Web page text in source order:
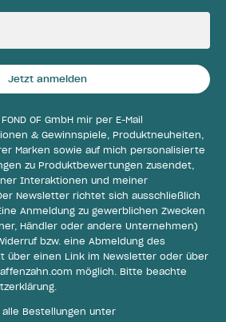
Jetzt anmelden
OF GmbH mir per E-Mail
& Gewinnspiele, Produktneuheiten,
Marken sowie auf mich personalisierte
zu Produktbewertungen zusendet,
Interaktionen und meiner
Newsletter richtet sich ausschließlich
Anmeldung zu gewerblichen Zwecken
Händler oder andere Unternehmen)
bzw. eine Abmeldung des
über einen Link im Newsletter oder über
möglich. Bitte beachte
.
alle Bestellungen unter